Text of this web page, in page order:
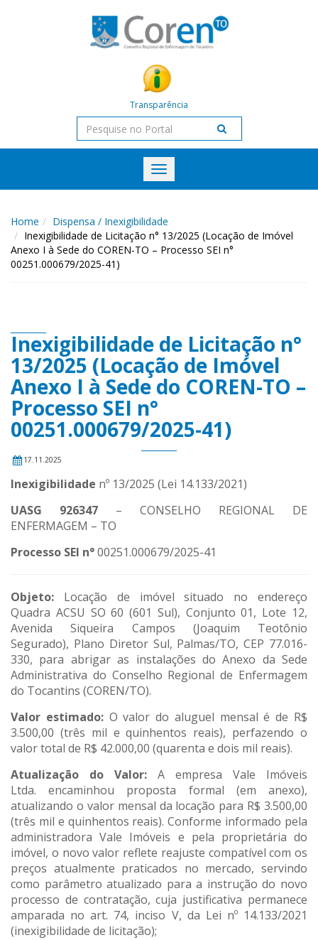
Transparência
Toggle
navigation
Home
Dispensa / Inexigibilidade
Inexigibilidade de Licitação n° 13/2025 (Locação de Imóvel
Anexo I à Sede do COREN-TO – Processo SEI n°
00251.000679/2025-41)
Inexigibilidade de Licitação n°
13/2025 (Locação de Imóvel
Anexo I à Sede do COREN-TO –
Processo SEI n°
00251.000679/2025-41)
17.11.2025
Inexigibilidade nº 13/2025 (Lei 14.133/2021)
UASG 926347 – CONSELHO REGIONAL DE
ENFERMAGEM – TO
Processo SEI n°00251.000679/2025-41
Objeto: Locação de imóvel situado no endereço
Quadra ACSU SO 60 (601 Sul), Conjunto 01, Lote 12,
Avenida Siqueira Campos (Joaquim Teotônio
Segurado), Plano Diretor Sul, Palmas/TO, CEP 77.016-
330, para abrigar as instalações do Anexo da Sede
Administrativa do Conselho Regional de Enfermagem
do Tocantins (COREN/TO).
Valor estimado:O valor do aluguel mensal é de R$
3.500,00 (três mil e quinhentos reais), perfazendo o
valor total de R$ 42.000,00 (quarenta e dois mil reais).
Atualização do Valor: A empresa Vale Imóveis
Ltda. encaminhou proposta formal (em anexo),
atualizando o valor mensal da locação para R$ 3.500,00
(três mil e quinhentos reais). Conforme informado pela
administradora Vale Imóveis e pela proprietária do
imóvel, o novo valor reflete reajuste compatível com os
preços atualmente praticados no mercado, servindo
como parâmetro atualizado para a instrução do novo
processo de contratação, cuja justificativa permanece
amparada no art. 74, inciso V, da Lei nº 14.133/2021
(inexigibilidade de licitação);